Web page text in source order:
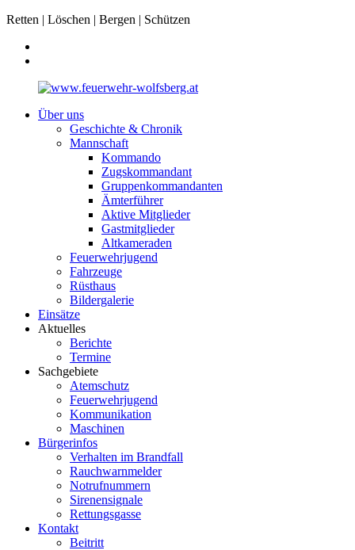
Retten | Löschen | Bergen | Schützen
Über uns
Geschichte & Chronik
Mannschaft
Kommando
Zugskommandant
Gruppenkommandanten
Ämterführer
Aktive Mitglieder
Gastmitglieder
Altkameraden
Feuerwehrjugend
Fahrzeuge
Rüsthaus
Bildergalerie
Einsätze
Aktuelles
Berichte
Termine
Sachgebiete
Atemschutz
Feuerwehrjugend
Kommunikation
Maschinen
Bürgerinfos
Verhalten im Brandfall
Rauchwarnmelder
Notrufnummern
Sirenensignale
Rettungsgasse
Kontakt
Beitritt